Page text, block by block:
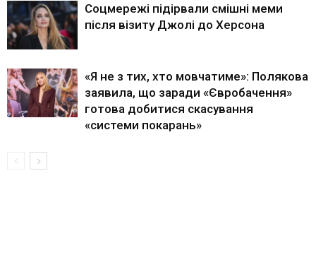
Соцмережі підірвали смішні меми
після візиту Джолі до Херсона
«Я не з тих, хто мовчатиме»: Полякова
заявила, що заради «Євробачення»
готова добитися скасування
«системи покарань»